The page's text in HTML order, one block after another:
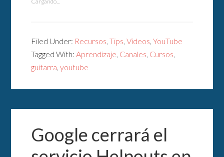
Filed Under: Recursos,Tips,Videos,YouTube
Tagged With:Aprendizaje, Canales, Cursos,
guitarra,youtube
Google cerrará el